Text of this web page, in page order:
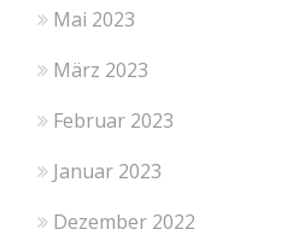
Mai 2023
März 2023
Februar 2023
Januar 2023
Dezember 2022